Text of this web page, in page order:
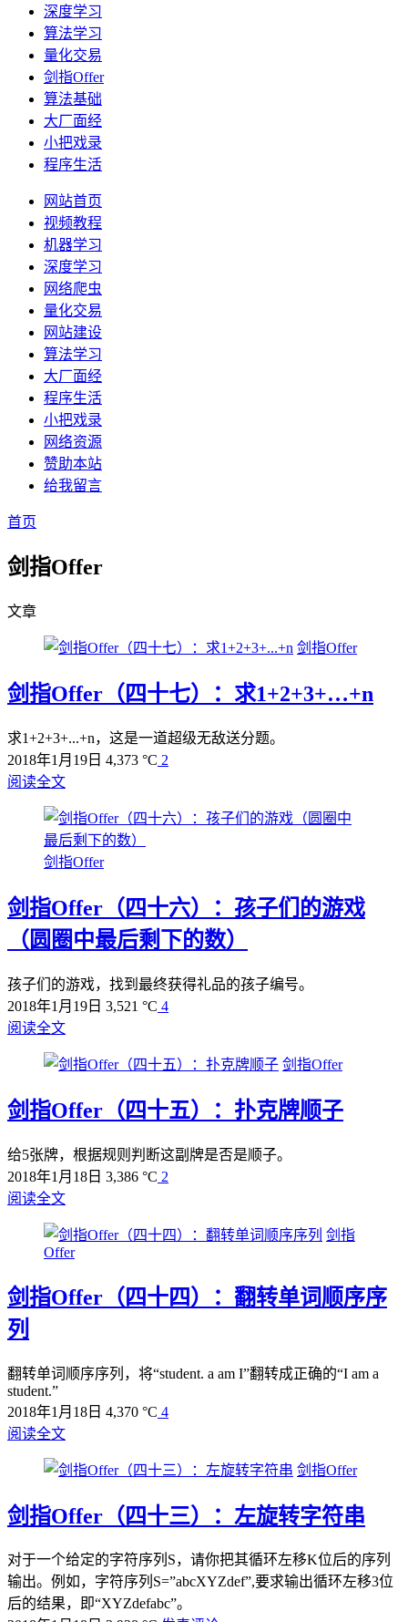
深度学习
算法学习
量化交易
剑指Offer
算法基础
大厂面经
小把戏录
程序生活
网站首页
视频教程
机器学习
深度学习
网络爬虫
量化交易
网站建设
算法学习
大厂面经
程序生活
小把戏录
网络资源
赞助本站
给我留言
首页
剑指Offer
文章
剑指Offer
剑指Offer（四十七）：求1+2+3+…+n
求1+2+3+...+n，这是一道超级无敌送分题。
2018年1月19日 4,373 °C 2
阅读全文
剑指Offer
剑指Offer（四十六）：孩子们的游戏
（圆圈中最后剩下的数）
孩子们的游戏，找到最终获得礼品的孩子编号。
2018年1月19日 3,521 °C 4
阅读全文
剑指Offer
剑指Offer（四十五）：扑克牌顺子
给5张牌，根据规则判断这副牌是否是顺子。
2018年1月18日 3,386 °C 2
阅读全文
剑指
Offer
剑指Offer（四十四）：翻转单词顺序序
列
翻转单词顺序序列，将“student. a am I”翻转成正确的“I am a
student.”
2018年1月18日 4,370 °C 4
阅读全文
剑指Offer
剑指Offer（四十三）：左旋转字符串
对于一个给定的字符序列S，请你把其循环左移K位后的序列
输出。例如，字符序列S=”abcXYZdef”,要求输出循环左移3位
后的结果，即“XYZdefabc”。